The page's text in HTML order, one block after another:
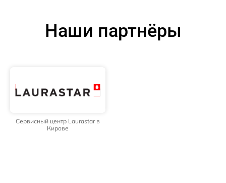
Наши партнёры
Сервисный центр Laurastar в
Кирове